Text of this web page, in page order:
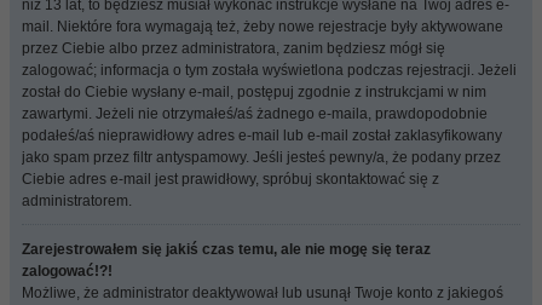
niż 13 lat, to będziesz musiał wykonać instrukcje wysłane na Twój adres e-
mail. Niektóre fora wymagają też, żeby nowe rejestracje były aktywowane
przez Ciebie albo przez administratora, zanim będziesz mógł się
zalogować; informacja o tym została wyświetlona podczas rejestracji. Jeżeli
został do Ciebie wysłany e-mail, postępuj zgodnie z instrukcjami w nim
zawartymi. Jeżeli nie otrzymałeś/aś żadnego e-maila, prawdopodobnie
podałeś/aś nieprawidłowy adres e-mail lub e-mail został zaklasyfikowany
jako spam przez filtr antyspamowy. Jeśli jesteś pewny/a, że podany przez
Ciebie adres e-mail jest prawidłowy, spróbuj skontaktować się z
administratorem.
Zarejestrowałem się jakiś czas temu, ale nie mogę się teraz
zalogować!?!
Możliwe, że administrator deaktywował lub usunął Twoje konto z jakiegoś